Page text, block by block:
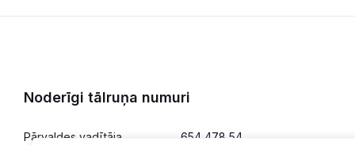
Noderīgi tālruņa numuri
Pārvaldes vadītāja 654 478 54